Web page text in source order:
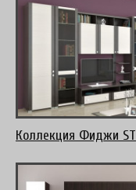
Коллекция Фиджи ST